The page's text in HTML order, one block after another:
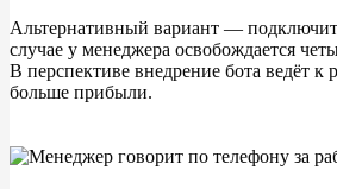
Альтернативный вариант —
случае у менеджера освобождается
В перспективе внедрение бота ведёт к
больше прибыли.